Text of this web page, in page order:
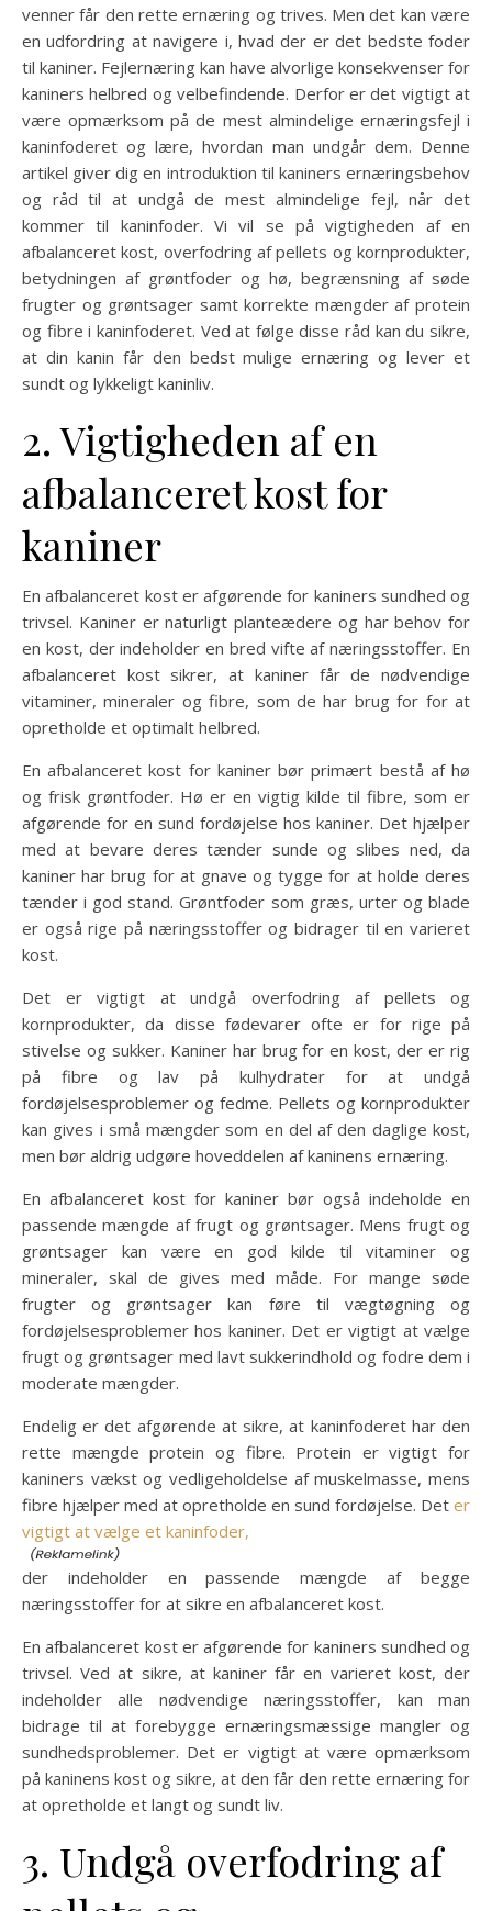
venner får den rette ernæring og trives. Men det kan være
en udfordring at navigere i, hvad der er det bedste foder
til kaniner. Fejlernæring kan have alvorlige konsekvenser for
kaniners helbred og velbefindende. Derfor er det vigtigt at
være opmærksom på de mest almindelige ernæringsfejl i
kaninfoderet og lære, hvordan man undgår dem. Denne
artikel giver dig en introduktion til kaniners ernæringsbehov
og råd til at undgå de mest almindelige fejl, når det
kommer til kaninfoder. Vi vil se på vigtigheden af en
afbalanceret kost, overfodring af pellets og kornprodukter,
betydningen af grøntfoder og hø, begrænsning af søde
frugter og grøntsager samt korrekte mængder af protein
og fibre i kaninfoderet. Ved at følge disse råd kan du sikre,
at din kanin får den bedst mulige ernæring og lever et
sundt og lykkeligt kaninliv.
2. Vigtigheden af en
afbalanceret kost for
kaniner
En afbalanceret kost er afgørende for kaniners sundhed og
trivsel. Kaniner er naturligt planteædere og har behov for
en kost, der indeholder en bred vifte af næringsstoffer. En
afbalanceret kost sikrer, at kaniner får de nødvendige
vitaminer, mineraler og fibre, som de har brug for for at
opretholde et optimalt helbred.
En afbalanceret kost for kaniner bør primært bestå af hø
og frisk grøntfoder. Hø er en vigtig kilde til fibre, som er
afgørende for en sund fordøjelse hos kaniner. Det hjælper
med at bevare deres tænder sunde og slibes ned, da
kaniner har brug for at gnave og tygge for at holde deres
tænder i god stand. Grøntfoder som græs, urter og blade
er også rige på næringsstoffer og bidrager til en varieret
kost.
Det er vigtigt at undgå overfodring af pellets og
kornprodukter, da disse fødevarer ofte er for rige på
stivelse og sukker. Kaniner har brug for en kost, der er rig
på fibre og lav på kulhydrater for at undgå
fordøjelsesproblemer og fedme. Pellets og kornprodukter
kan gives i små mængder som en del af den daglige kost,
men bør aldrig udgøre hoveddelen af kaninens ernæring.
En afbalanceret kost for kaniner bør også indeholde en
passende mængde af frugt og grøntsager. Mens frugt og
grøntsager kan være en god kilde til vitaminer og
mineraler, skal de gives med måde. For mange søde
frugter og grøntsager kan føre til vægtøgning og
fordøjelsesproblemer hos kaniner. Det er vigtigt at vælge
frugt og grøntsager med lavt sukkerindhold og fodre dem i
moderate mængder.
Endelig er det afgørende at sikre, at kaninfoderet har den
rette mængde protein og fibre. Protein er vigtigt for
kaniners vækst og vedligeholdelse af muskelmasse, mens
fibre hjælper med at opretholde en sund fordøjelse. Det er
vigtigt at vælge et kaninfoder,
der indeholder en passende mængde af begge
næringsstoffer for at sikre en afbalanceret kost.
En afbalanceret kost er afgørende for kaniners sundhed og
trivsel. Ved at sikre, at kaniner får en varieret kost, der
indeholder alle nødvendige næringsstoffer, kan man
bidrage til at forebygge ernæringsmæssige mangler og
sundhedsproblemer. Det er vigtigt at være opmærksom
på kaninens kost og sikre, at den får den rette ernæring for
at opretholde et langt og sundt liv.
3. Undgå overfodring af